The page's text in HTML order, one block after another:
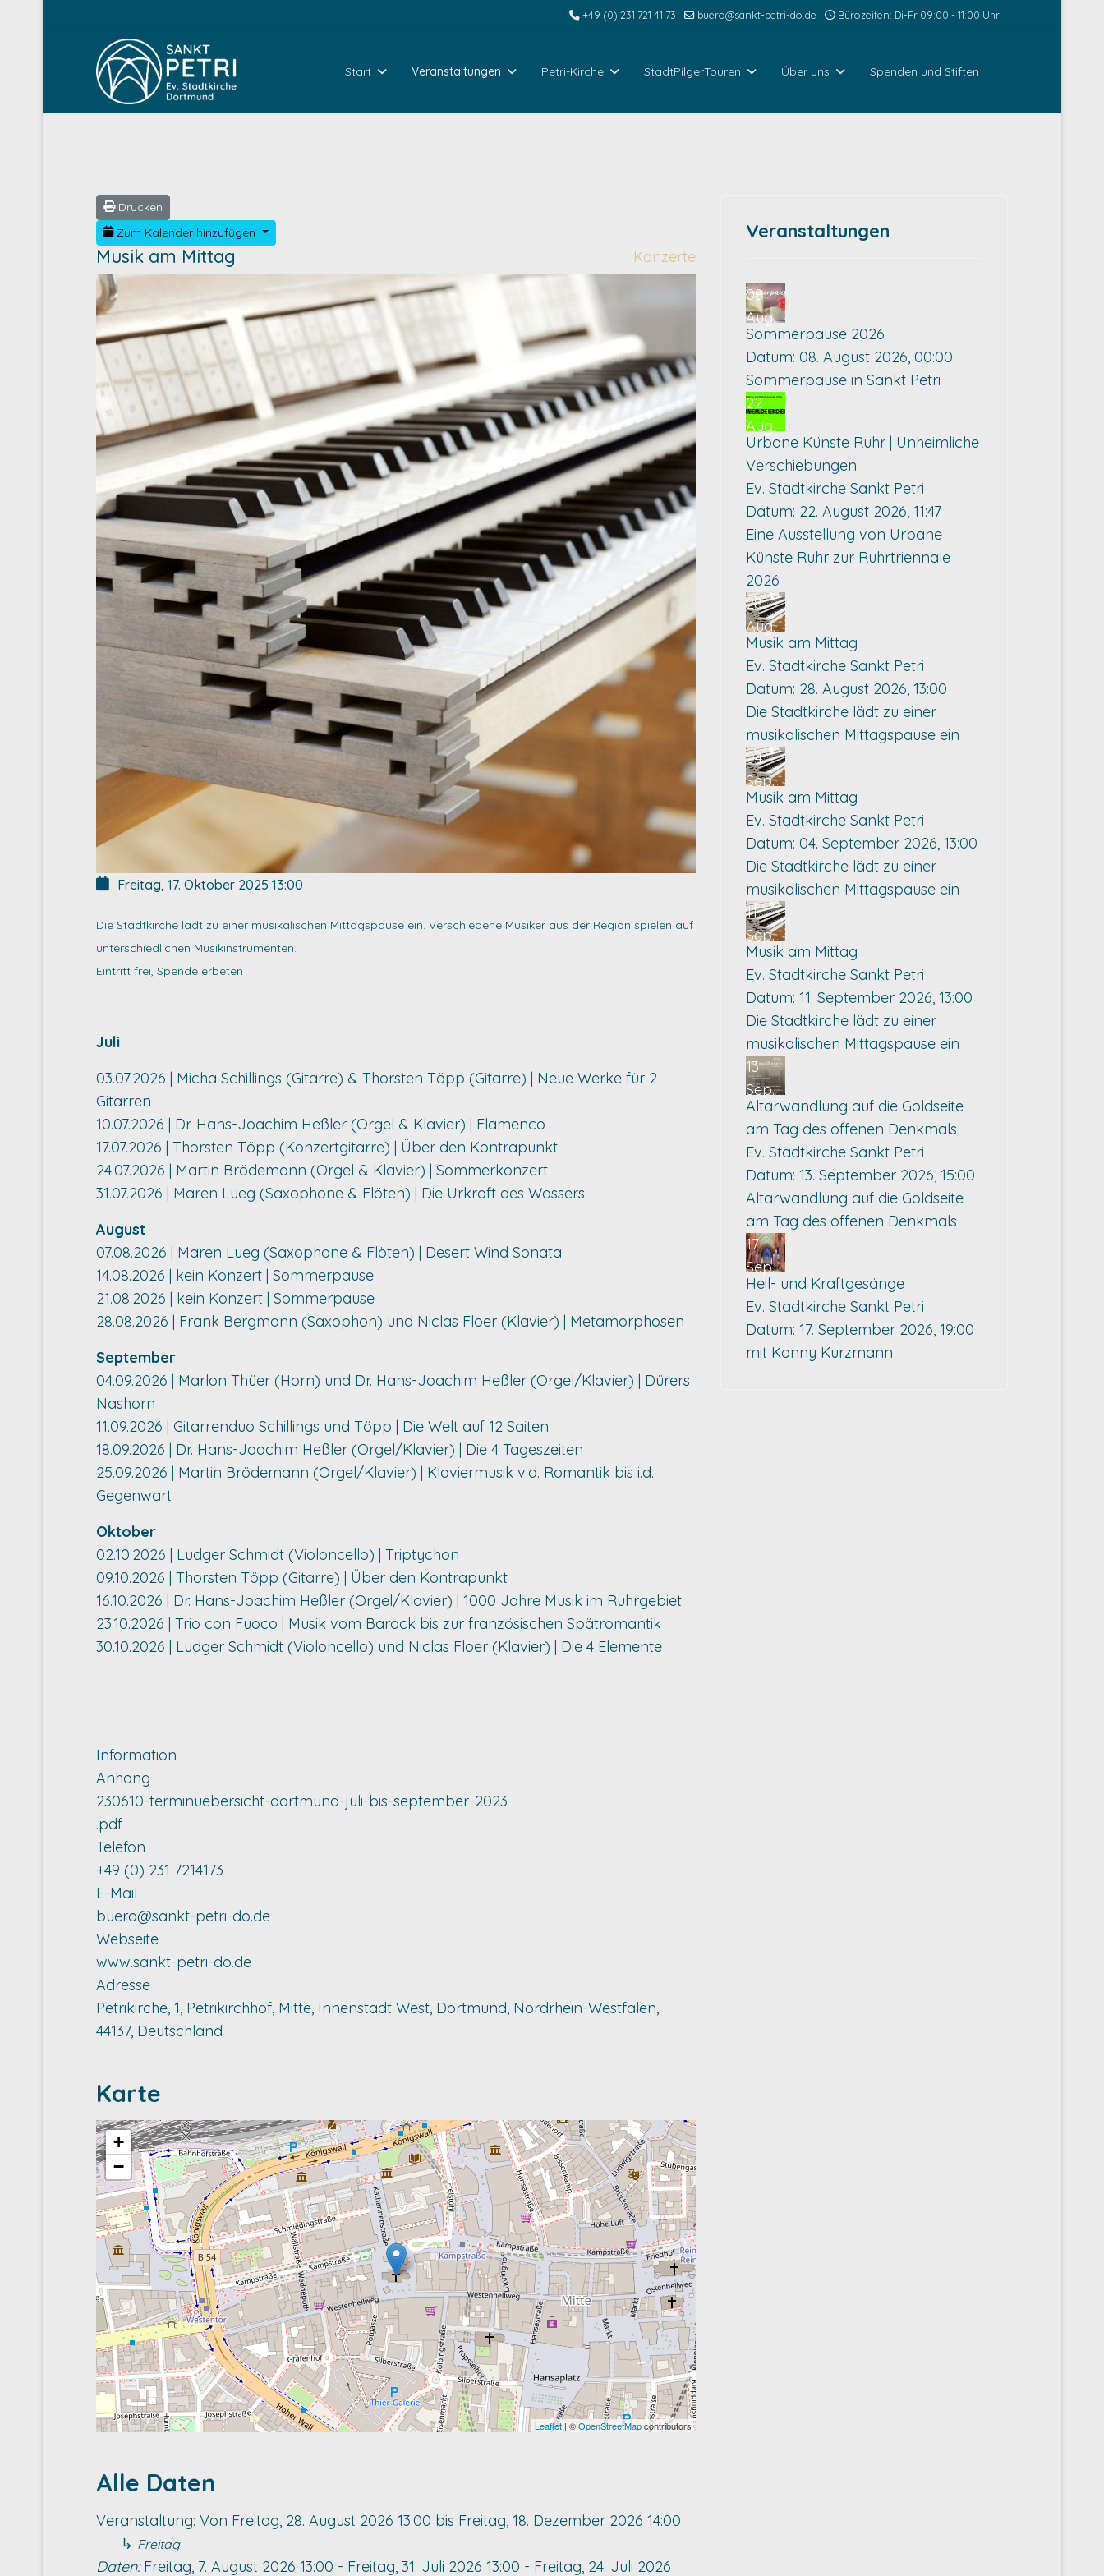
+49 (0) 231 721 41 73 buero@sankt-petri-do.de Bürozeiten: Di-Fr 09:00 - 11:00 Uhr
Start Veranstaltungen Petri-Kirche StadtPilgerTouren Über uns Spenden und Stiften
Drucken
Zum Kalender hinzufügen
Musik am Mittag Konzerte
Freitag, 17. Oktober 2025 13:00
Die Stadtkirche lädt zu einer musikalischen Mittagspause ein. Verschiedene Musiker aus der Region spielen auf
unterschiedlichen Musikinstrumenten.
Eintritt frei, Spende erbeten
Juli
03.07.2026 | Micha Schillings (Gitarre) & Thorsten Töpp (Gitarre) | Neue Werke für 2
Gitarren
10.07.2026 | Dr. Hans-Joachim Heßler (Orgel & Klavier) | Flamenco
17.07.2026 | Thorsten Töpp (Konzertgitarre) | Über den Kontrapunkt
24.07.2026 | Martin Brödemann (Orgel & Klavier) | Sommerkonzert
31.07.2026 | Maren Lueg (Saxophone & Flöten) | Die Urkraft des Wassers
August
07.08.2026 | Maren Lueg (Saxophone & Flöten) | Desert Wind Sonata
14.08.2026 | kein Konzert | Sommerpause
21.08.2026 | kein Konzert | Sommerpause
28.08.2026 | Frank Bergmann (Saxophon) und Niclas Floer (Klavier) | Metamorphosen
September
04.09.2026 | Marlon Thüer (Horn) und Dr. Hans-Joachim Heßler (Orgel/Klavier) | Dürers
Nashorn
11.09.2026 | Gitarrenduo Schillings und Töpp | Die Welt auf 12 Saiten
18.09.2026 | Dr. Hans-Joachim Heßler (Orgel/Klavier) | Die 4 Tageszeiten
25.09.2026 | Martin Brödemann (Orgel/Klavier) | Klaviermusik v.d. Romantik bis i.d.
Gegenwart
Oktober
02.10.2026 | Ludger Schmidt (Violoncello) | Triptychon
09.10.2026 | Thorsten Töpp (Gitarre) | Über den Kontrapunkt
16.10.2026 | Dr. Hans-Joachim Heßler (Orgel/Klavier) | 1000 Jahre Musik im Ruhrgebiet
23.10.2026 | Trio con Fuoco | Musik vom Barock bis zur französischen Spätromantik
30.10.2026 | Ludger Schmidt (Violoncello) und Niclas Floer (Klavier) | Die 4 Elemente
Information
Anhang
230610-terminuebersicht-dortmund-juli-bis-september-2023
.pdf
Telefon
+49 (0) 231 7214173
E-Mail
buero@sankt-petri-do.de
Webseite
www.sankt-petri-do.de
Adresse
Petrikirche, 1, Petrikirchhof, Mitte, Innenstadt West, Dortmund, Nordrhein-Westfalen,
44137, Deutschland
Karte
+
−
Leaflet | ©OpenStreetMapcontributors
Alle Daten
Veranstaltung: Von Freitag, 28. August 2026 13:00 bis Freitag, 18. Dezember 2026 14:00
↳ Freitag
Daten:Freitag, 7. August 2026 13:00 - Freitag, 31. Juli 2026 13:00 - Freitag, 24. Juli 2026
Veranstaltungen
08
Aug.
Sommerpause 2026
Datum: 08. August 2026, 00:00
Sommerpause in Sankt Petri
22
Aug.
Urbane Künste Ruhr | Unheimliche
Verschiebungen
Ev. Stadtkirche Sankt Petri
Datum: 22. August 2026, 11:47
Eine Ausstellung von Urbane
Künste Ruhr zur Ruhrtriennale
2026
28
Aug.
Musik am Mittag
Ev. Stadtkirche Sankt Petri
Datum: 28. August 2026, 13:00
Die Stadtkirche lädt zu einer
musikalischen Mittagspause ein
04
Sep.
Musik am Mittag
Ev. Stadtkirche Sankt Petri
Datum: 04. September 2026, 13:00
Die Stadtkirche lädt zu einer
musikalischen Mittagspause ein
11
Sep.
Musik am Mittag
Ev. Stadtkirche Sankt Petri
Datum: 11. September 2026, 13:00
Die Stadtkirche lädt zu einer
musikalischen Mittagspause ein
13
Sep.
Altarwandlung auf die Goldseite
am Tag des offenen Denkmals
Ev. Stadtkirche Sankt Petri
Datum: 13. September 2026, 15:00
Altarwandlung auf die Goldseite
am Tag des offenen Denkmals
17
Sep.
Heil- und Kraftgesänge
Ev. Stadtkirche Sankt Petri
Datum: 17. September 2026, 19:00
mit Konny Kurzmann